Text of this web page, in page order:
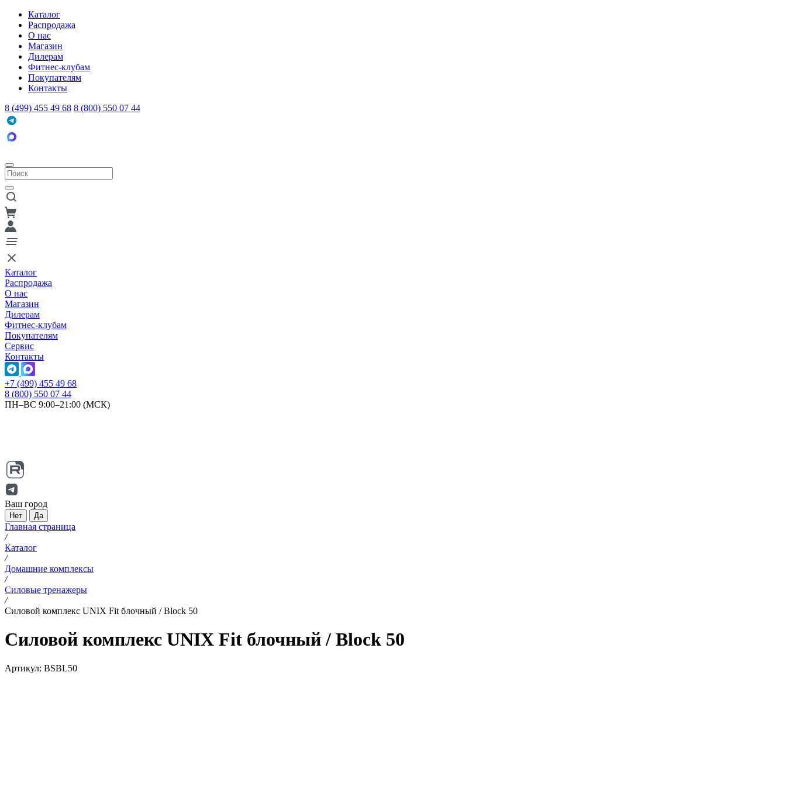
Каталог
Распродажа
О нас
Магазин
Дилерам
Фитнес-клубам
Покупателям
Контакты
8 (499) 455 49 68 8 (800) 550 07 44
Каталог
Распродажа
О нас
Магазин
Дилерам
Фитнес-клубам
Покупателям
Сервис
Контакты
+7 (499) 455 49 68
8 (800) 550 07 44
ПН–ВС 9:00–21:00 (МСК)
Ваш город
Нет Да
Главная страница
/
Каталог
/
Домашние комплексы
/
Силовые тренажеры
/
Силовой комплекс UNIX Fit блочный / Block 50
Силовой комплекс UNIX Fit блочный / Block 50
Артикул: BSBL50